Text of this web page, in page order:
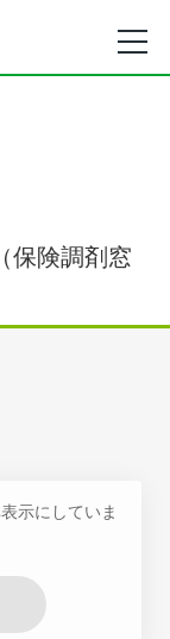
保険調剤窓
示にしていま